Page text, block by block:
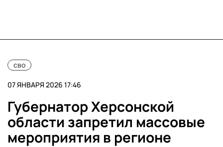
сво
07 ЯНВАРЯ 2026 17:46
Губернатор Херсонской
области запретил массовые
мероприятия в регионе